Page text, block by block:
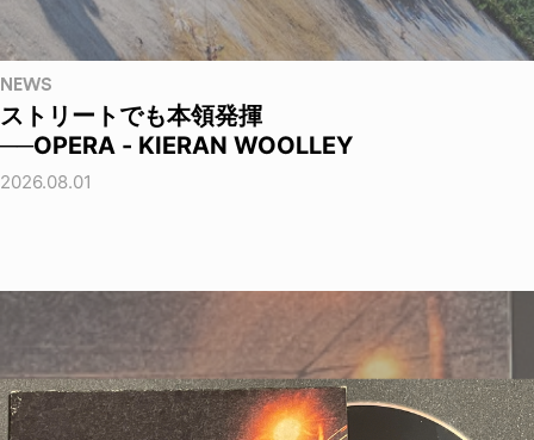
NEWS
ストリートでも本領発揮
──OPERA - KIERAN WOOLLEY
2026.08.01